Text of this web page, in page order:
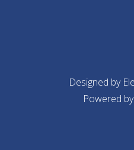
Designed by
Powered by